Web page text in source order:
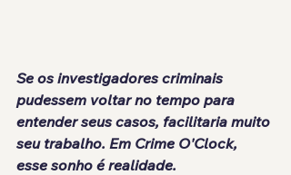
Se os investigadores criminais
pudessem voltar no tempo para
entender seus casos, facilitaria muito
seu trabalho. Em Crime O'Clock,
esse sonho é realidade.